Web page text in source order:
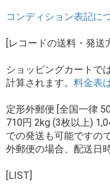
コンディション表記に
[レコードの送料・発送
ショッピングカートで
計算されます。 料金表
定形外郵便 [全国一律
710円 2kg (3枚以上)
での発送も可能ですの
外郵便の場合、配送日
[LIST]